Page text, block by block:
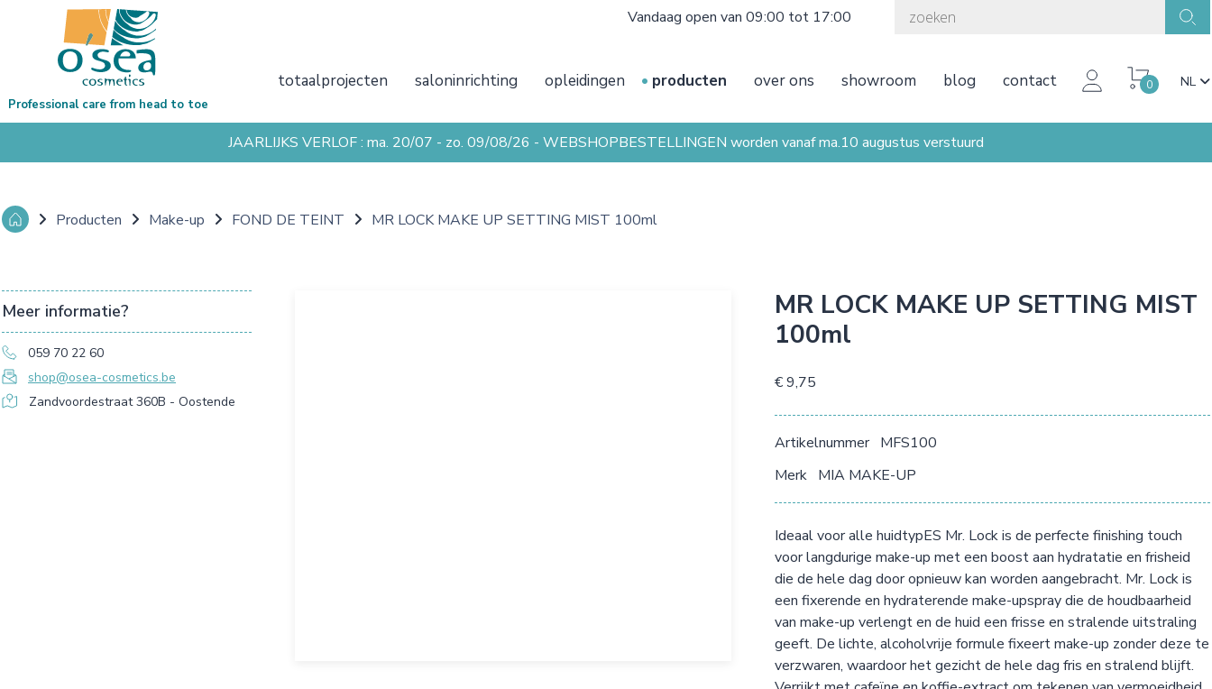
Vandaag open van 09:00 tot 17:00
totaalprojecten saloninrichting opleidingen producten over ons showroom blog contact 0 NL
Professional care from head to toe
JAARLIJKS VERLOF : ma. 20/07 - zo. 09/08/26 - WEBSHOPBESTELLINGEN worden vanaf ma.10 augustus verstuurd
Producten Make-up FOND DE TEINT MR LOCK MAKE UP SETTING MIST 100ml
Meer informatie?
059 70 22 60
shop@osea-cosmetics.be
Zandvoordestraat 360B - Oostende
MR LOCK MAKE UP SETTING MIST
100ml
€ 9,75
Artikelnummer
MFS100
Merk
MIA MAKE-UP
Ideaal voor alle huidtypES Mr. Lock is de perfecte finishing touch
voor langdurige make-up met een boost aan hydratatie en frisheid
die de hele dag door opnieuw kan worden aangebracht. Mr. Lock is
een fixerende en hydraterende make-upspray die de houdbaarheid
van make-up verlengt en de huid een frisse en stralende uitstraling
geeft. De lichte, alcoholvrije formule fixeert make-up zonder deze te
verzwaren, waardoor het gezicht de hele dag fris en stralend blijft.